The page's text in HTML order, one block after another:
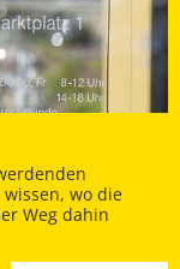
wo die
Weg dahin